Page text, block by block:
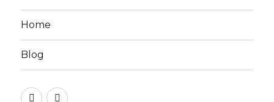
Home
Blog
TwitterFacebook